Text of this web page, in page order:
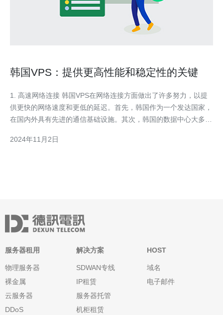
韩国VPS：提供更高性能和稳定性的关键
1. 高速网络连接 韩国VPS在网络连接方面做出了许多努力，以提
供更快的网络速度和更低的延迟。首先，韩国作为一个发达国家，
在国内外具有先进的通信基础设施。其次，韩国的数据中心大多采
提供商通常会与多个网络服务提供商合作，为用户提供多条高速网
2024年11月2日
服务器租用
物理服务器
裸金属
云服务器
DDoS
解决方案
SDWAN专线
IP租赁
服务器托管
机柜租赁
HOST
域名
电子邮件